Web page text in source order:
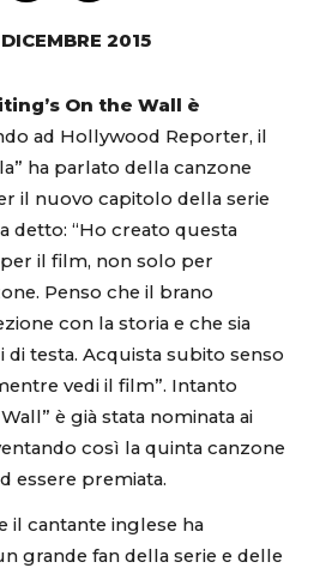
2015
On the Wall è
ad Hollywood Reporter, il
ha parlato della canzone
il nuovo capitolo della serie
detto: “Ho creato questa
il film, non solo per
Penso che il brano
con la storia e che sia
testa. Acquista subito senso
vedi il film”. Intanto
è già stata nominata ai
così la quinta canzone
essere premiata.
il cantante inglese ha
grande fan della serie e delle